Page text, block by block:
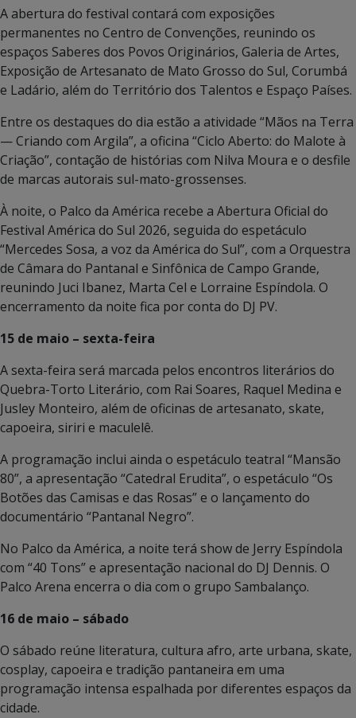
A abertura do festival contará com exposições
permanentes no Centro de Convenções, reunindo os
espaços Saberes dos Povos Originários, Galeria de Artes,
Exposição de Artesanato de Mato Grosso do Sul, Corumbá
e Ladário, além do Território dos Talentos e Espaço Países.
Entre os destaques do dia estão a atividade “Mãos na Terra
— Criando com Argila”, a oficina “Ciclo Aberto: do Malote à
Criação”, contação de histórias com Nilva Moura e o desfile
de marcas autorais sul-mato-grossenses.
À noite, o Palco da América recebe a Abertura Oficial do
Festival América do Sul 2026, seguida do espetáculo
“Mercedes Sosa, a voz da América do Sul”, com a Orquestra
de Câmara do Pantanal e Sinfônica de Campo Grande,
reunindo Juci Ibanez, Marta Cel e Lorraine Espíndola. O
encerramento da noite fica por conta do DJ PV.
15 de maio – sexta-feira
A sexta-feira será marcada pelos encontros literários do
Quebra-Torto Literário, com Rai Soares, Raquel Medina e
Jusley Monteiro, além de oficinas de artesanato, skate,
capoeira, siriri e maculelê.
A programação inclui ainda o espetáculo teatral “Mansão
80”, a apresentação “Catedral Erudita”, o espetáculo “Os
Botões das Camisas e das Rosas” e o lançamento do
documentário “Pantanal Negro”.
No Palco da América, a noite terá show de Jerry Espíndola
com “40 Tons” e apresentação nacional do DJ Dennis. O
Palco Arena encerra o dia com o grupo Sambalanço.
16 de maio – sábado
O sábado reúne literatura, cultura afro, arte urbana, skate,
cosplay, capoeira e tradição pantaneira em uma
programação intensa espalhada por diferentes espaços da
cidade.